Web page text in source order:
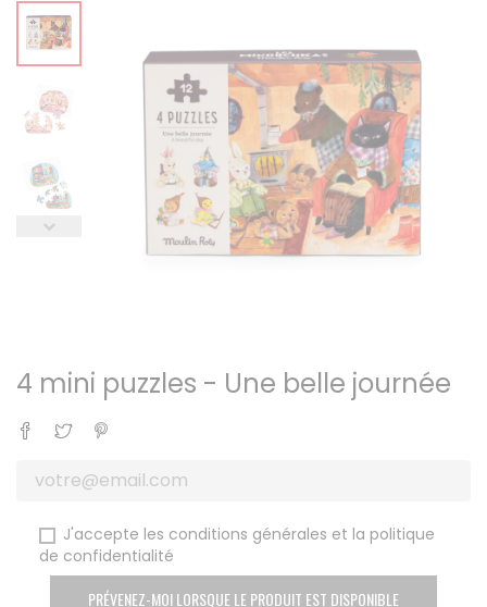
4 mini puzzles - Une belle journée
Partager
Tweet
J'accepte les conditions générales et la politique
de confidentialité
PRÉVENEZ-MOI LORSQUE LE PRODUIT EST DISPONIBLE